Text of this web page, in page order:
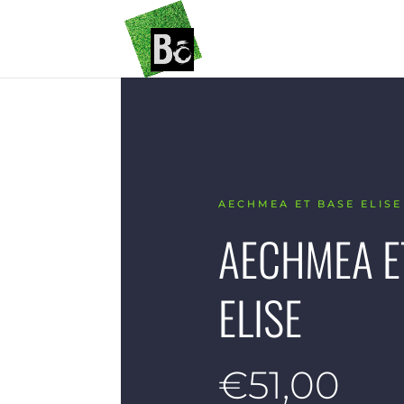
AECHMEA ET BASE ELISE
AECHMEA
ELISE
€51,00